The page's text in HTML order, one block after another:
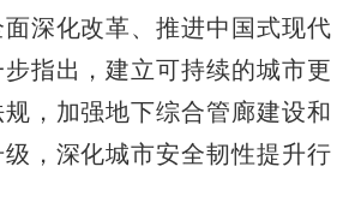
深化改革、推进中国式现代
指出，建立可持续的城市更
，加强地下综合管廊建设和
，深化城市安全韧性提升行